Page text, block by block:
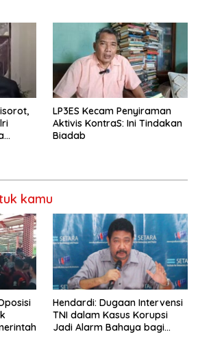
LP3ES Kecam Penyiraman
Aktivis KontraS: Ini Tindakan
Biadab
kamu
Hendardi: Dugaan Intervensi
TNI dalam Kasus Korupsi
Jadi Alarm Bahaya bagi